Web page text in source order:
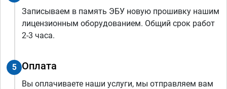
Записываем в память ЭБУ новую прошивку нашим
лицензионным оборудованием. Общий срок работ
2-3 часа.
5 Оплата
Вы оплачиваете наши услуги, мы отправляем вам